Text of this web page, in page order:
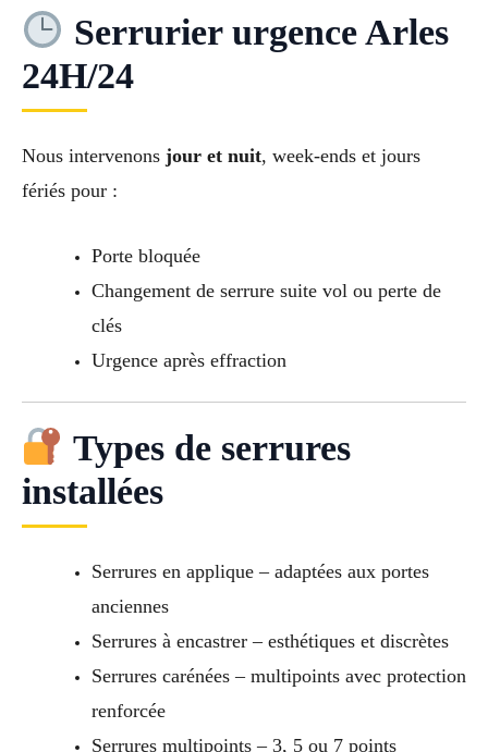
Serrurier urgence Arles
24H/24
Nous intervenons jour et nuit, week-ends et jours
fériés pour :
Porte bloquée
Changement de serrure suite vol ou perte de
clés
Urgence après effraction
Types de serrures
installées
Serrures en applique – adaptées aux portes
anciennes
Serrures à encastrer – esthétiques et discrètes
Serrures carénées – multipoints avec protection
renforcée
Serrures multipoints – 3, 5 ou 7 points